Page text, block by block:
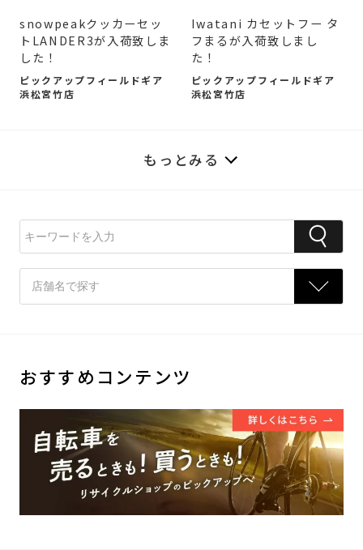
snowpeakクッカーセッ
トLANDER3が入荷致しま
した！
ピックアップフィールドギア
浜松宮竹店
Iwatani カセットフー タ
フまるが入荷致しまし
た！
ピックアップフィールドギア
浜松宮竹店
もっとみる
おすすめコンテンツ